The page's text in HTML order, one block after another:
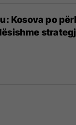
Kosova po